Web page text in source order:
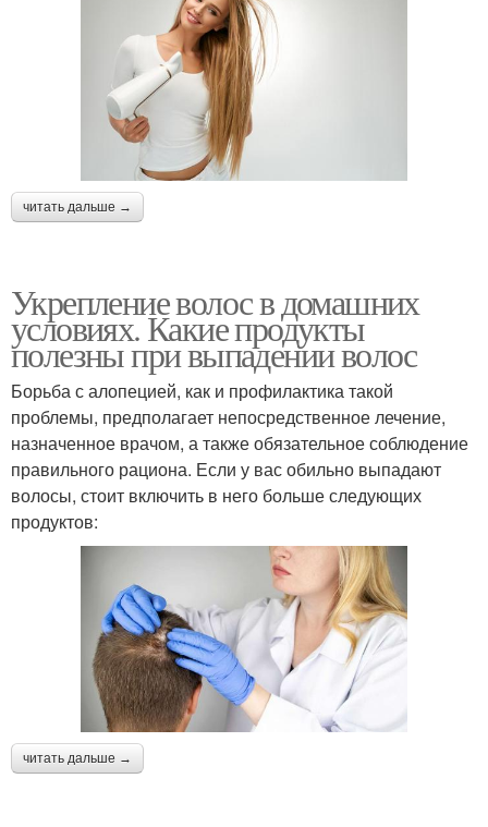
читать дальше →
Укрепление волос в домашних
условиях. Какие продукты
полезны при выпадении волос
Борьба с алопецией, как и профилактика такой
проблемы, предполагает непосредственное лечение,
назначенное врачом, а также обязательное соблюдение
правильного рациона. Если у вас обильно выпадают
волосы, стоит включить в него больше следующих
продуктов:
читать дальше →